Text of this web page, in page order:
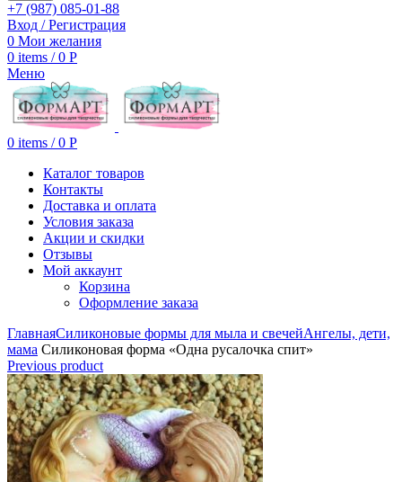
+7 (987) 085-01-88
Вход / Регистрация
0 Мои желания
0 items / 0 Р
Меню
0 items / 0 Р
Каталог товаров
Контакты
Доставка и оплата
Условия заказа
Акции и скидки
Отзывы
Мой аккаунт
Корзина
Оформление заказа
ГлавнаяСиликоновые формы для мыла и свечейАнгелы, дети,
мама Силиконовая форма «Одна русалочка спит»
Previous product